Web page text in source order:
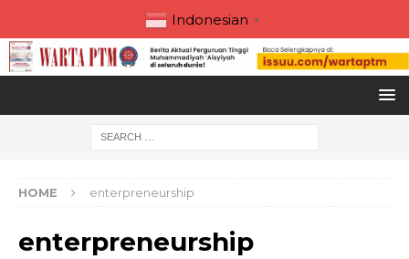
Indonesian ▼
HOME enterpreneurship
enterpreneurship